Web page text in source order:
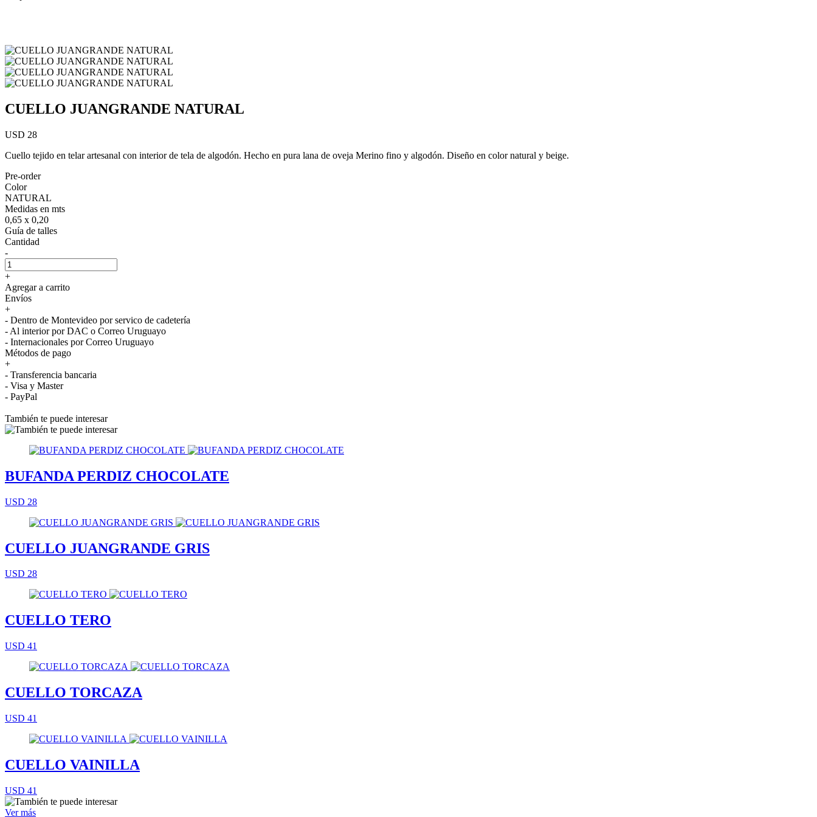
CUELLO JUANGRANDE NATURAL
USD 28
Cuello tejido en telar artesanal con interior de tela de algodón. Hecho en pura lana de oveja Merino fino y algodón. Diseño en color natural y beige.
Pre-order
Color
NATURAL
Medidas en mts
0,65 x 0,20
Guía de talles
Cantidad
-
+
Agregar a carrito
Envíos
+
- Dentro de Montevideo por servico de cadetería
- Al interior por DAC o Correo Uruguayo
- Internacionales por Correo Uruguayo
Métodos de pago
+
- Transferencia bancaria
- Visa y Master
- PayPal
También te puede interesar
BUFANDA PERDIZ CHOCOLATE
USD 28
CUELLO JUANGRANDE GRIS
USD 28
CUELLO TERO
USD 41
CUELLO TORCAZA
USD 41
CUELLO VAINILLA
USD 41
Ver más